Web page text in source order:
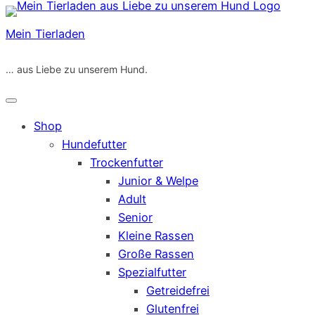
Zum
Inhalt
Mein Tierladen
… aus Liebe zu unserem Hund.
Shop
Hundefutter
Trockenfutter
Junior & Welpe
Adult
Senior
Kleine Rassen
Große Rassen
Spezialfutter
Getreidefrei
Glutenfrei